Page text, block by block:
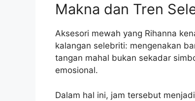
Makna dan Tren
Aksesori mewah yang Rihanna
kalangan selebriti: mengenakan
tangan mahal bukan sekadar
emosional.
Dalam hal ini, jam tersebut